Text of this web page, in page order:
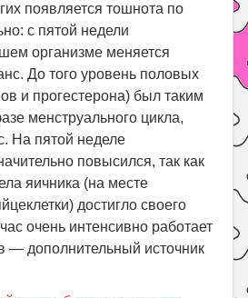
появляется тошнота по
с пятой недели
организме меняется
До того уровень половых
и прогестерона) был таким
менструального цикла,
На пятой неделе
повысился, так как
яичника (на месте
достигло своего
очень интенсивно работает
— дополнительный источник